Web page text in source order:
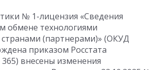
№ 1-лицензия «Сведения
обмене технологиями
(партнерами)» (ОКУД
приказом Росстата
внесены изменения